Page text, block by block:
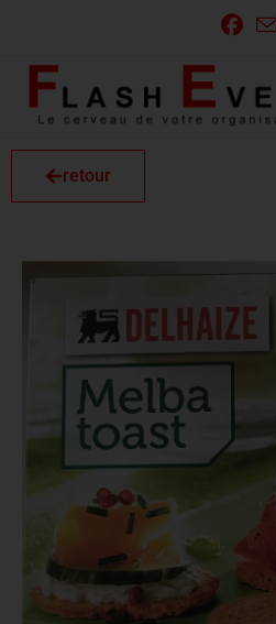
retour